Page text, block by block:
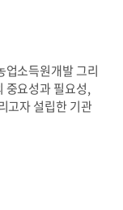
업소득원개발 그리
중요성과 필요성,
고자 설립한 기관